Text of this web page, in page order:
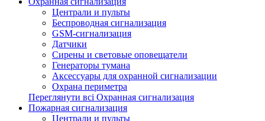
Централи и пульты
Беспроводная сигнализация
GSM-сигнализация
Датчики
Сирены и световые оповещатели
Генераторы тумана
Аксессуары для охранной сигнализации
Охрана периметра
Переглянути всі Охранная сигнализация
Пожарная сигнализация
Централи и пульты